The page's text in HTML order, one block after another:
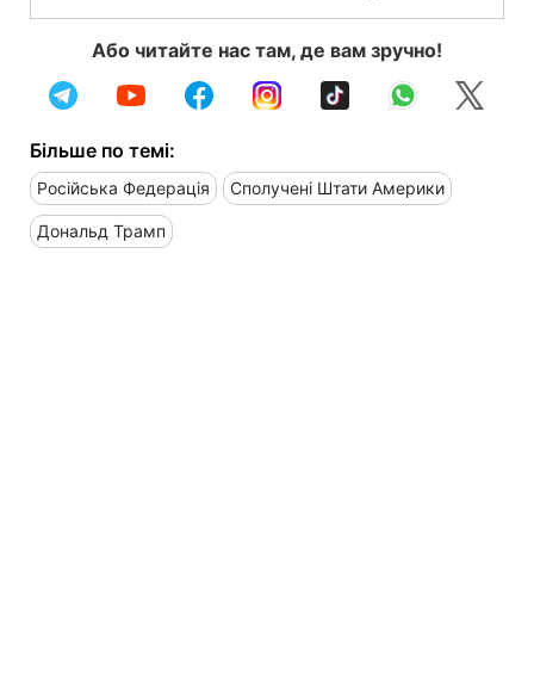
Або читайте нас там, де вам зручно!
Більше по темі:
Російська Федерація Сполучені Штати Америки
Дональд Трамп